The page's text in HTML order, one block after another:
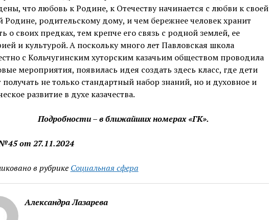
что любовь к Родине, к Отечеству начинается с любви к своей
Родине, родительскому дому, и чем бережнее человек хранит
о своих предках, тем крепче его связь с родной землей, ее
и культурой. А поскольку много лет Павловская школа
с Кольчугинским хуторским казачьим обществом проводила
мероприятия, появилась идея создать здесь класс, где дети
получать не только стандартный набор знаний, но и духовное и
развитие в духе казачества.
Подробности – в ближайших номерах «ГК».
от 27.11.2024
в рубрике Социальная сфера
Александра Лазарева